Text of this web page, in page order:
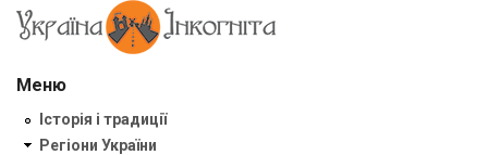
Меню
Історія і традиції
Регіони України